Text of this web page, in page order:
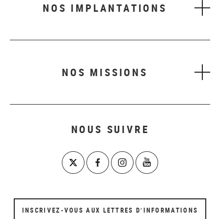
NOS IMPLANTATIONS
NOS MISSIONS
NOUS SUIVRE
INSCRIVEZ-VOUS AUX LETTRES D’INFORMATIONS